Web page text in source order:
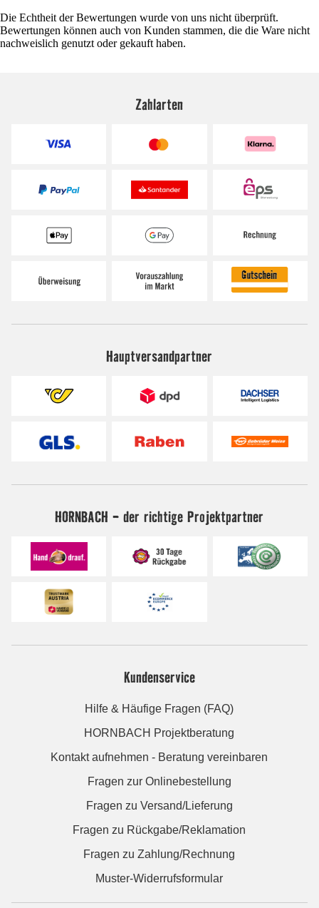
Die Echtheit der Bewertungen wurde von uns nicht überprüft.
Bewertungen können auch von Kunden stammen, die die Ware nicht
nachweislich genutzt oder gekauft haben.
Zahlarten
Hauptversandpartner
HORNBACH - der richtige Projektpartner
Kundenservice
Hilfe & Häufige Fragen (FAQ)
HORNBACH Projektberatung
Kontakt aufnehmen - Beratung vereinbaren
Fragen zur Onlinebestellung
Fragen zu Versand/Lieferung
Fragen zu Rückgabe/Reklamation
Fragen zu Zahlung/Rechnung
Muster-Widerrufsformular